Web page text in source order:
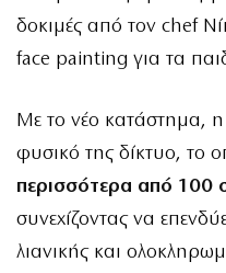
δοκιμές από τον chef
face painting για τα
Με το νέο κατάστημα, η
φυσικό της δίκτυο, το
περισσότερα από 100
συνεχίζοντας να
λιανικής και